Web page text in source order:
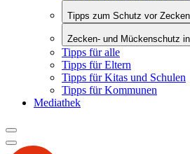
Tipps zum Schutz vor
Zecken- und Mückenschutz
Tipps für alle
Tipps für Eltern
Tipps für Kitas und Schulen
Tipps für Kommunen
Mediathek